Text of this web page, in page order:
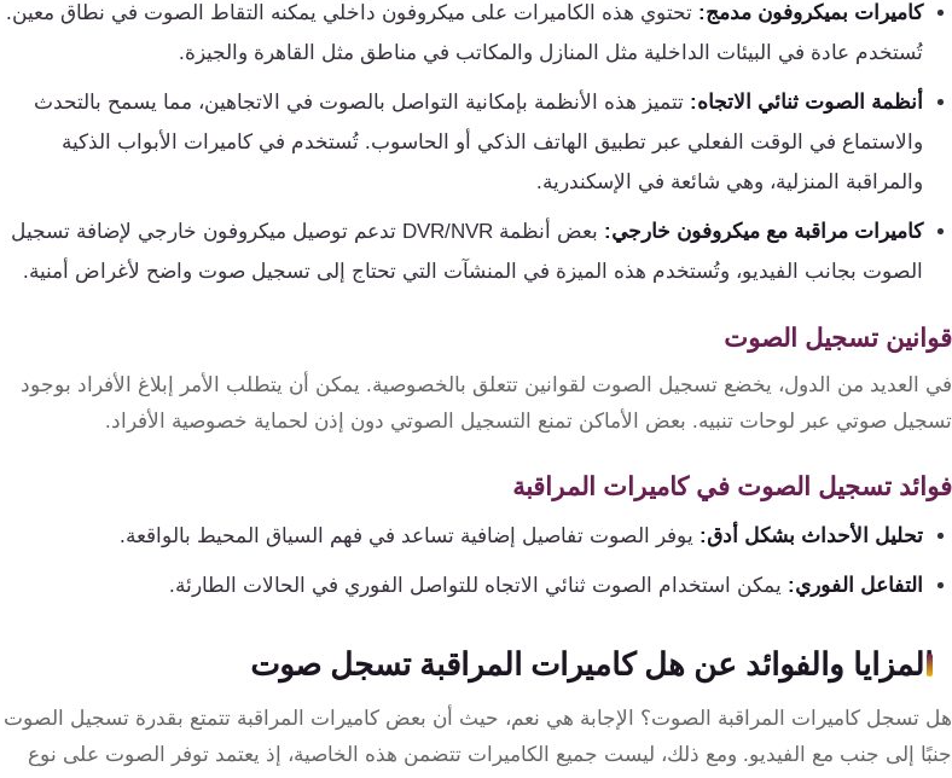
كاميرات بميكروفون مدمج: تحتوي هذه الكاميرات على ميكروفون داخلي يمكنه التقاط الصوت في نطاق معين.
تُستخدم عادة في البيئات الداخلية مثل المنازل والمكاتب في مناطق مثل القاهرة والجيزة.
أنظمة الصوت ثنائي الاتجاه: تتميز هذه الأنظمة بإمكانية التواصل بالصوت في الاتجاهين، مما يسمح بالتحدث
والاستماع في الوقت الفعلي عبر تطبيق الهاتف الذكي أو الحاسوب. تُستخدم في كاميرات الأبواب الذكية
والمراقبة المنزلية، وهي شائعة في الإسكندرية.
كاميرات مراقبة مع ميكروفون خارجي:
بعض أنظمة DVR/NVR تدعم توصيل ميكروفون خارجي لإضافة تسجيل
الصوت بجانب الفيديو، وتُستخدم هذه الميزة في المنشآت التي تحتاج إلى تسجيل صوت واضح لأغراض أمنية.
قوانين تسجيل الصوت
في العديد من الدول، يخضع تسجيل الصوت لقوانين تتعلق بالخصوصية. يمكن أن يتطلب الأمر إبلاغ الأفراد بوجود
تسجيل صوتي عبر لوحات تنبيه. بعض الأماكن تمنع التسجيل الصوتي دون إذن لحماية خصوصية الأفراد.
فوائد تسجيل الصوت في كاميرات المراقبة
تحليل الأحداث بشكل أدق: يوفر الصوت تفاصيل إضافية تساعد في فهم السياق المحيط بالواقعة.
التفاعل الفوري: يمكن استخدام الصوت ثنائي الاتجاه للتواصل الفوري في الحالات الطارئة.
المزايا والفوائد عن هل كاميرات المراقبة تسجل صوت
هل تسجل كاميرات المراقبة الصوت؟ الإجابة هي نعم، حيث أن بعض كاميرات المراقبة تتمتع بقدرة تسجيل الصوت
جنبًا إلى جنب مع الفيديو. ومع ذلك، ليست جميع الكاميرات تتضمن هذه الخاصية، إذ يعتمد توفر الصوت على نوع
والانترنت
انتركم
أنظمة
السرقة
إنذار
الحريق
كنترول